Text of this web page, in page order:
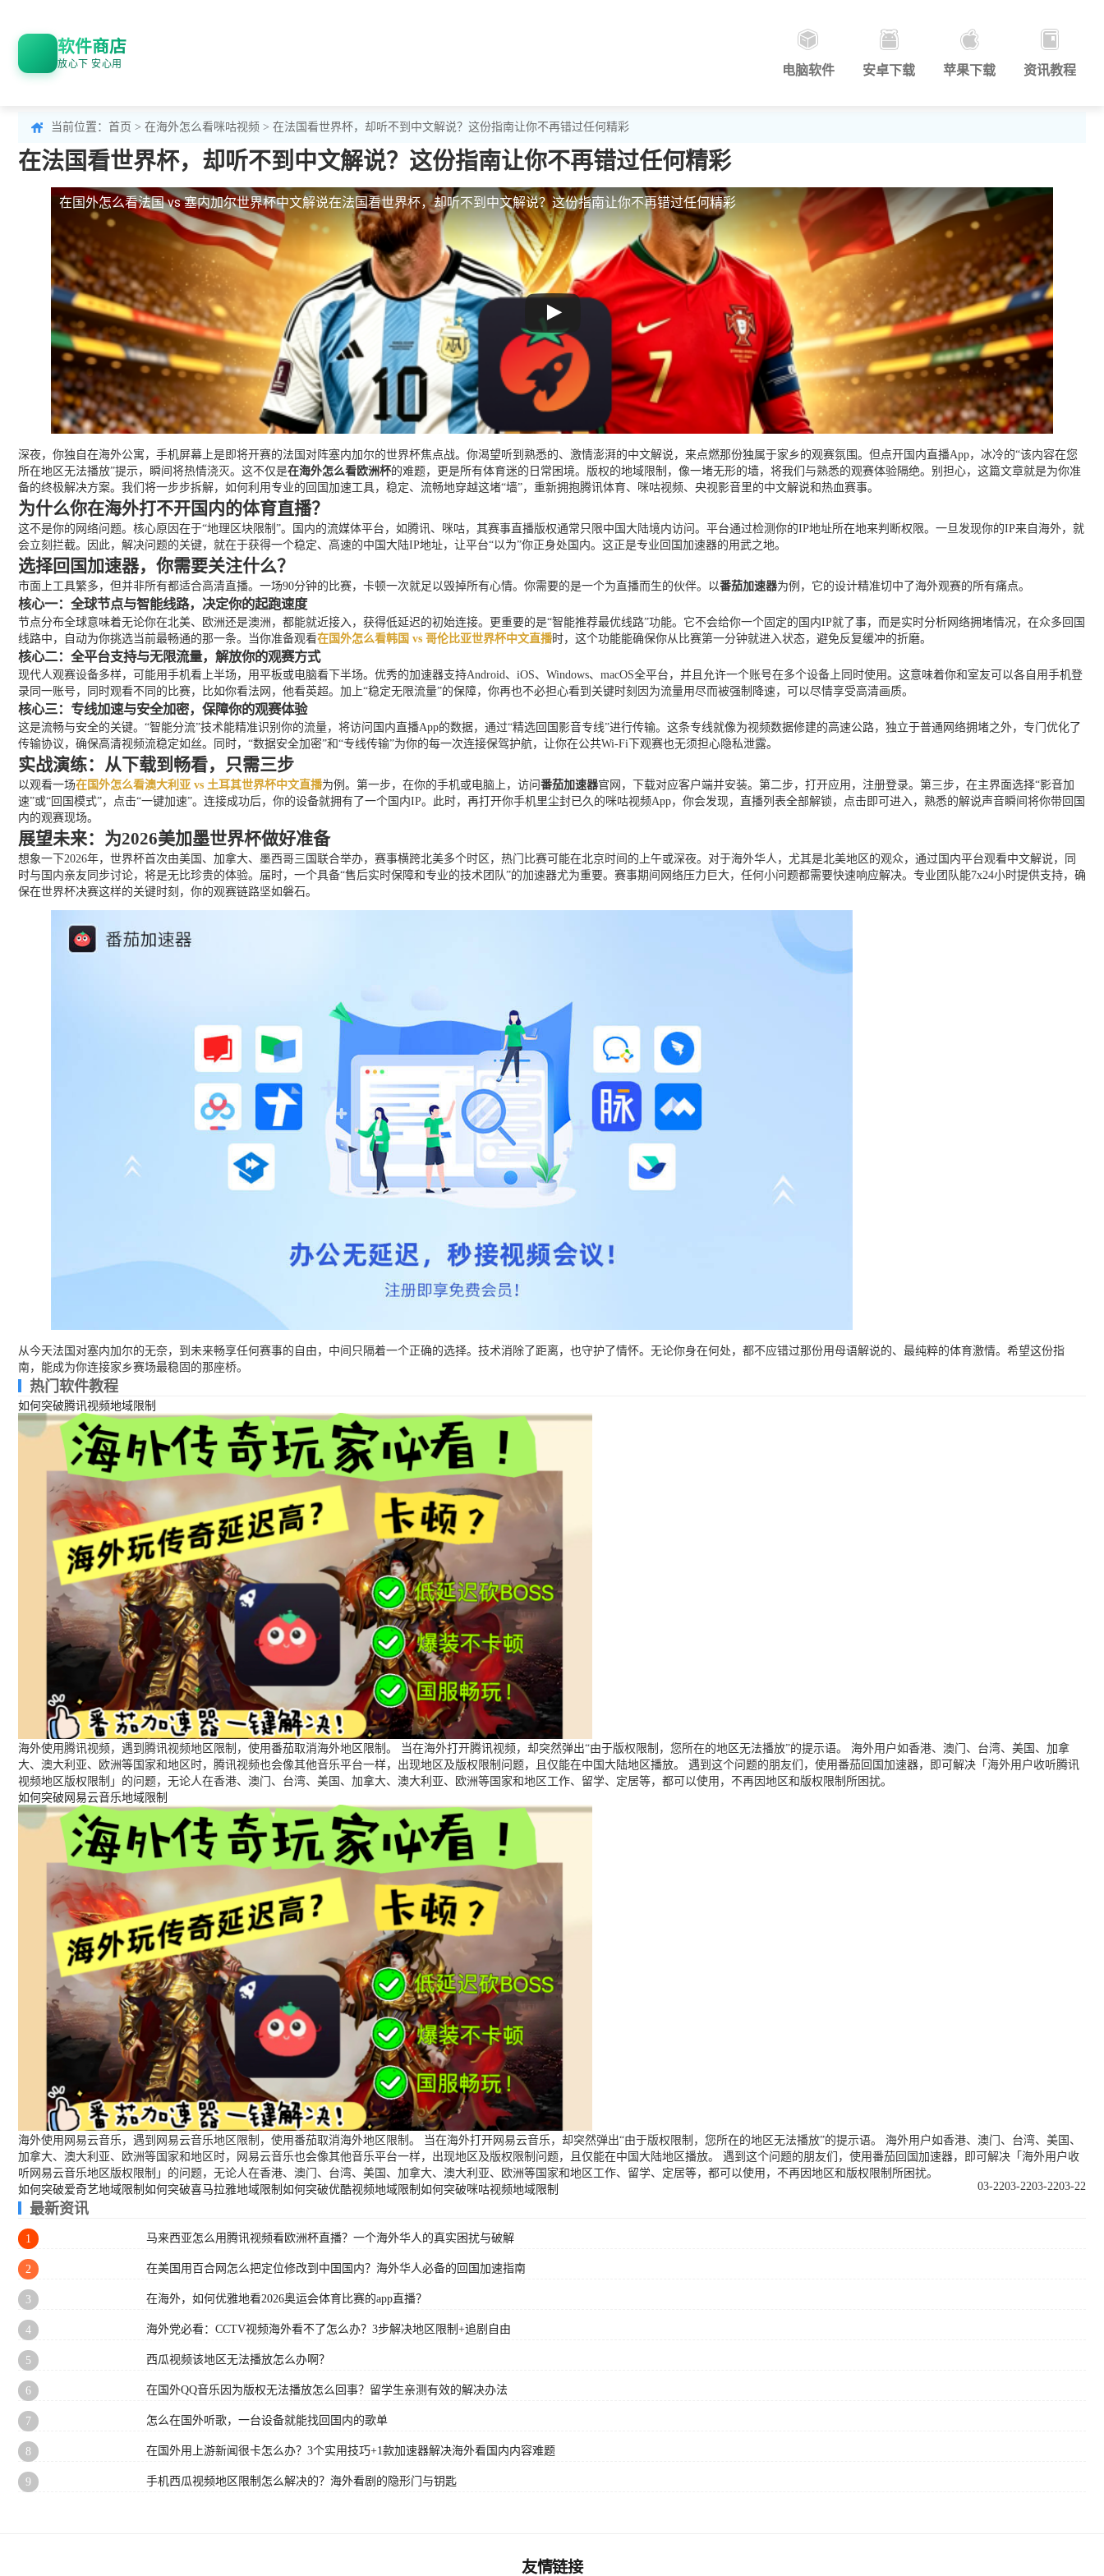
软件商店
放心下 安心用 电脑软件 安卓下载 苹果下载 资讯教程
当前位置： 首页 > 在海外怎么看咪咕视频 > 在法国看世界杯，却听不到中文解说？这份指南让你不再错过任何精彩
在法国看世界杯，却听不到中文解说？这份指南让你不再错过任何精彩
在国外怎么看法国 vs 塞内加尔世界杯中文解说在法国看世界杯，却听不到中文解说？这份指南让你不再错过任何精彩
深夜，你独自在海外公寓，手机屏幕上是即将开赛的法国对阵塞内加尔的世界杯焦点战。你渴望听到熟悉的、激情澎湃的中文解说，来点燃那份独属于家乡的观赛氛围。但点开国内直播App，冰冷的“该内容在您
所在地区无法播放”提示，瞬间将热情浇灭。这不仅是在海外怎么看欧洲杯的难题，更是所有体育迷的日常困境。版权的地域限制，像一堵无形的墙，将我们与熟悉的观赛体验隔绝。别担心，这篇文章就是为你准
备的终极解决方案。我们将一步步拆解，如何利用专业的回国加速工具，稳定、流畅地穿越这堵“墙”，重新拥抱腾讯体育、咪咕视频、央视影音里的中文解说和热血赛事。
为什么你在海外打不开国内的体育直播？
这不是你的网络问题。核心原因在于“地理区块限制”。国内的流媒体平台，如腾讯、咪咕，其赛事直播版权通常只限中国大陆境内访问。平台通过检测你的IP地址所在地来判断权限。一旦发现你的IP来自海外，就
会立刻拦截。因此，解决问题的关键，就在于获得一个稳定、高速的中国大陆IP地址，让平台“以为”你正身处国内。这正是专业回国加速器的用武之地。
选择回国加速器，你需要关注什么？
市面上工具繁多，但并非所有都适合高清直播。一场90分钟的比赛，卡顿一次就足以毁掉所有心情。你需要的是一个为直播而生的伙伴。以番茄加速器为例，它的设计精准切中了海外观赛的所有痛点。
核心一：全球节点与智能线路，决定你的起跑速度
节点分布全球意味着无论你在北美、欧洲还是澳洲，都能就近接入，获得低延迟的初始连接。更重要的是“智能推荐最优线路”功能。它不会给你一个固定的国内IP就了事，而是实时分析网络拥堵情况，在众多回国
线路中，自动为你挑选当前最畅通的那一条。当你准备观看在国外怎么看韩国 vs 哥伦比亚世界杯中文直播时，这个功能能确保你从比赛第一分钟就进入状态，避免反复缓冲的折磨。
核心二：全平台支持与无限流量，解放你的观赛方式
现代人观赛设备多样，可能用手机看上半场，用平板或电脑看下半场。优秀的加速器支持Android、iOS、Windows、macOS全平台，并且允许一个账号在多个设备上同时使用。这意味着你和室友可以各自用手机登
录同一账号，同时观看不同的比赛，比如你看法网，他看英超。加上“稳定无限流量”的保障，你再也不必担心看到关键时刻因为流量用尽而被强制降速，可以尽情享受高清画质。
核心三：专线加速与安全加密，保障你的观赛体验
这是流畅与安全的关键。“智能分流”技术能精准识别你的流量，将访问国内直播App的数据，通过“精选回国影音专线”进行传输。这条专线就像为视频数据修建的高速公路，独立于普通网络拥堵之外，专门优化了
传输协议，确保高清视频流稳定如丝。同时，“数据安全加密”和“专线传输”为你的每一次连接保驾护航，让你在公共Wi-Fi下观赛也无须担心隐私泄露。
实战演练：从下载到畅看，只需三步
以观看一场在国外怎么看澳大利亚 vs 土耳其世界杯中文直播为例。第一步，在你的手机或电脑上，访问 番茄加速器官网，下载对应客户端并安装。第二步，打开应用，注册登录。第三步，在主界面选择“影音加
速”或“回国模式”，点击“一键加速”。连接成功后，你的设备就拥有了一个国内IP。此时，再打开你手机里尘封已久的咪咕视频App，你会发现，直播列表全部解锁，点击即可进入，熟悉的解说声音瞬间将你带回国
内的观赛现场。
展望未来：为2026美加墨世界杯做好准备
想象一下2026年，世界杯首次由美国、加拿大、墨西哥三国联合举办，赛事横跨北美多个时区，热门比赛可能在北京时间的上午或深夜。对于海外华人，尤其是北美地区的观众，通过国内平台观看中文解说，同
时与国内亲友同步讨论，将是无比珍贵的体验。届时，一个具备“售后实时保障和专业的技术团队”的加速器尤为重要。赛事期间网络压力巨大，任何小问题都需要快速响应解决。专业团队能7x24小时提供支持，确
保在世界杯决赛这样的关键时刻，你的观赛链路坚如磐石。
从今天法国对塞内加尔的无奈，到未来畅享任何赛事的自由，中间只隔着一个正确的选择。技术消除了距离，也守护了情怀。无论你身在何处，都不应错过那份用母语解说的、最纯粹的体育激情。希望这份指
南，能成为你连接家乡赛场最稳固的那座桥。
热门软件教程
如何突破腾讯视频地域限制
海外使用腾讯视频，遇到腾讯视频地区限制，使用番茄取消海外地区限制。 当在海外打开腾讯视频，却突然弹出“由于版权限制，您所在的地区无法播放”的提示语。 海外用户如香港、澳门、台湾、美国、加拿
大、澳大利亚、欧洲等国家和地区时，腾讯视频也会像其他音乐平台一样，出现地区及版权限制问题，且仅能在中国大陆地区播放。 遇到这个问题的朋友们，使用番茄回国加速器，即可解决「海外用户收听腾讯
视频地区版权限制」的问题，无论人在香港、澳门、台湾、美国、加拿大、澳大利亚、欧洲等国家和地区工作、留学、定居等，都可以使用，不再因地区和版权限制所困扰。
如何突破网易云音乐地域限制
海外使用网易云音乐，遇到网易云音乐地区限制，使用番茄取消海外地区限制。 当在海外打开网易云音乐，却突然弹出“由于版权限制，您所在的地区无法播放”的提示语。 海外用户如香港、澳门、台湾、美国、
加拿大、澳大利亚、欧洲等国家和地区时，网易云音乐也会像其他音乐平台一样，出现地区及版权限制问题，且仅能在中国大陆地区播放。 遇到这个问题的朋友们，使用番茄回国加速器，即可解决「海外用户收
听网易云音乐地区版权限制」的问题，无论人在香港、澳门、台湾、美国、加拿大、澳大利亚、欧洲等国家和地区工作、留学、定居等，都可以使用，不再因地区和版权限制所困扰。
如何突破爱奇艺地域限制
03-22
如何突破喜马拉雅地域限制 03-22
如何突破优酷视频地域限制 03-22
如何突破咪咕视频地域限制 03-22
最新资讯
1 马来西亚怎么用腾讯视频看欧洲杯直播？一个海外华人的真实困扰与破解
2 在美国用百合网怎么把定位修改到中国国内？海外华人必备的回国加速指南
3 在海外，如何优雅地看2026奥运会体育比赛的app直播？
4 海外党必看：CCTV视频海外看不了怎么办？3步解决地区限制+追剧自由
5 西瓜视频该地区无法播放怎么办啊？
6 在国外QQ音乐因为版权无法播放怎么回事？留学生亲测有效的解决办法
7 怎么在国外听歌，一台设备就能找回国内的歌单
8 在国外用上游新闻很卡怎么办？3个实用技巧+1款加速器解决海外看国内内容难题
9 手机西瓜视频地区限制怎么解决的？海外看剧的隐形门与钥匙
友情链接